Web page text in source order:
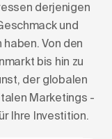
derjenigen
und
Von den
bis hin zu
der globalen
Marketings -
Ihre Investition.